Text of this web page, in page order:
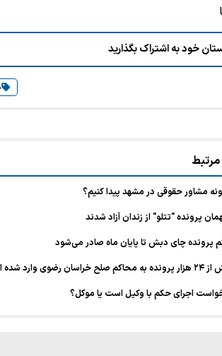
خود به اشتراک بگذارید
مرتبط
مشاور حقوقی در مشهد پیدا کنیم؟
پرونده "تتلو" از زندان آزاد شدند
پرونده چای دبش تا پایان ماه صادر می‌شود
صلح خراسان رضوی وارد شده است
اجرای حکم با وکیل است یا موکل؟